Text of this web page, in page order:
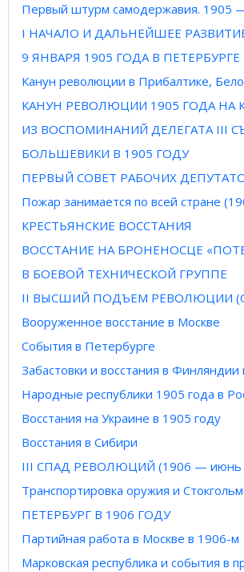
Первый штурм самодержавия. 1905
I НАЧАЛО И ДАЛЬНЕЙШЕЕ
9 ЯНВАРЯ 1905 ГОДА В ПЕТЕРБУРГЕ
Канун революции в Прибалтике,
КАНУН РЕВОЛЮЦИИ 1905 ГОДА НА
ИЗ ВОСПОМИНАНИЙ ДЕЛЕГАТА III
БОЛЬШЕВИКИ В 1905 ГОДУ
ПЕРВЫЙ СОВЕТ РАБОЧИХ
Пожар занимается по всей стране
КРЕСТЬЯНСКИЕ ВОССТАНИЯ
ВОССТАНИЕ НА БРОНЕНОСЦЕ
В БОЕВОЙ ТЕХНИЧЕСКОЙ ГРУППЕ
II ВЫСШИЙ ПОДЪЕМ РЕВОЛЮЦИИ
Вооруженное восстание в Москве
События в Петербурге
Забастовки и восстания в
Народные республики 1905 года в
Восстания на Украине в 1905 году
Восстания в Сибири
III СПАД РЕВОЛЮЦИЙ (1906 — июнь
Транспортировка оружия и
ПЕТЕРБУРГ В 1906 ГОДУ
Партийная работа в Москве в 1906-м
Марковская республика и события в